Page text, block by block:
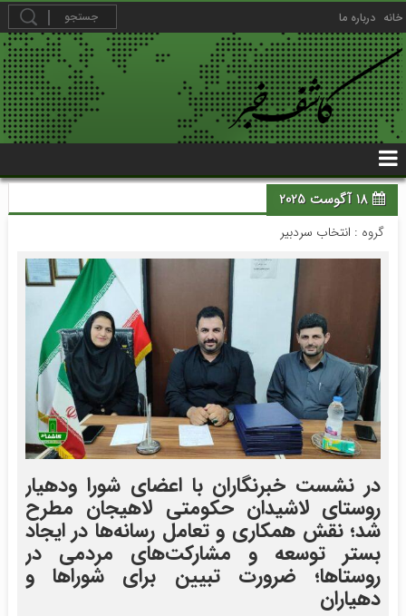
خانه درباره ما
18 آگوست 2025
گروه : انتخاب سردبیر
در نشست خبرنگاران با اعضای شورا ودهیار
روستای لاشیدان حکومتی لاهیجان مطرح
شد؛ نقش همکاری و تعامل رسانه‌ها در ایجاد
بستر توسعه و مشارکت‌های مردمی در
روستاها؛ ضرورت تبیین برای شوراها و
دهیاران